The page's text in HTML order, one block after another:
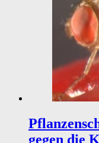
gegen die